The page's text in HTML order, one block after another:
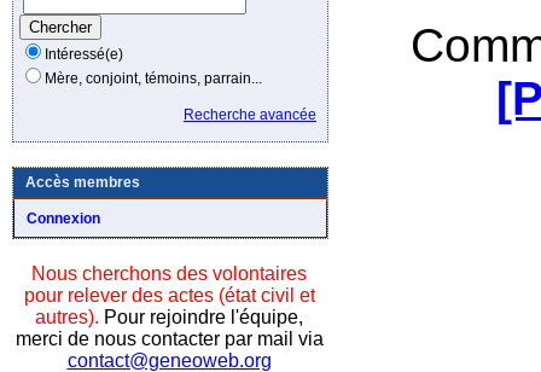
Intéressé(e)
Mère, conjoint, témoins, parrain...
Recherche avancée
Accès membres
Connexion
Nous cherchons des volontaires
pour relever des actes (état civil et
autres). Pour rejoindre l'équipe,
merci de nous contacter par mail via
contact@geneoweb.org